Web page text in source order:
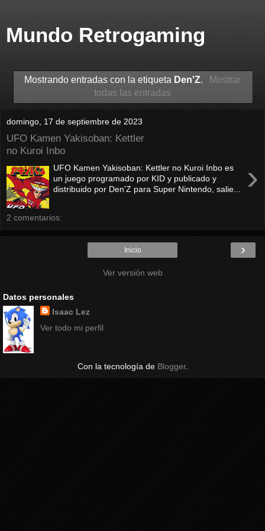
Mundo Retrogaming
Mostrando entradas con la etiqueta Den'Z.
Mostrar
todas las entradas
domingo, 17 de septiembre de 2023
UFO Kamen Yakisoban: Kettler
no Kuroi Inbo
›
UFO Kamen Yakisoban: Kettler no Kuroi Inbo es
un juego programado por KID y publicado y
distribuido por Den'Z para Super Nintendo, salie...
2 comentarios:
›
Inicio
Ver versión web
Datos personales
Isaac Lez
Ver todo mi perfil
Con la tecnología de Blogger.